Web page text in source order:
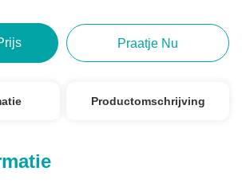
Praatje Nu
Productomschrijving